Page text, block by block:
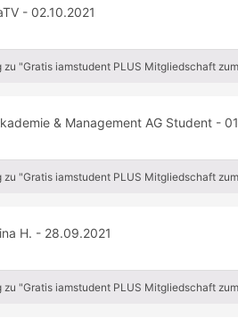
- 02.10.2021
zu "Gratis iamstudent PLUS Mitgliedschaft
& Management AG Student -
zu "Gratis iamstudent PLUS Mitgliedschaft
H. - 28.09.2021
zu "Gratis iamstudent PLUS Mitgliedschaft